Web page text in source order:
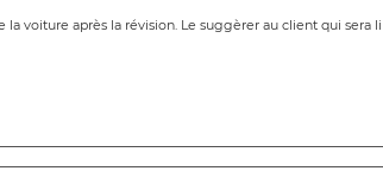
voiture après la révision. Le suggèrer au client qui sera